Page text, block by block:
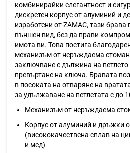
комбинирайки елегантност и
дискретен корпус от алуминий и
изработени от ZAMAC, тази брава
външен вид, без да прави
имота ви. Това постига
механизъм от неръждаема
заключване с дължина на петлето
превъртане на ключа. Бравата
в посоката на отваряне на
за удължаване на петлетата с до
Механизъм от неръждаема
Корпус от алуминий и дръжки
(висококачествена сплав на
и мед)